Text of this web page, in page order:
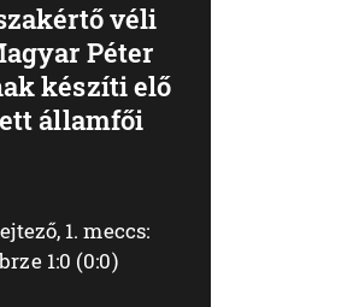
véli
Péter
készíti elő
államfői
1. meccs:
1:0 (0:0)